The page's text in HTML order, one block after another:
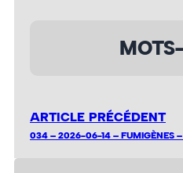
ARTICLE PRÉCÉDENT
034 – 2026-06-14 – FUMIGÈNES